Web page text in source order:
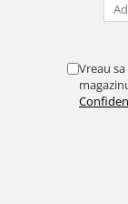
Vreau